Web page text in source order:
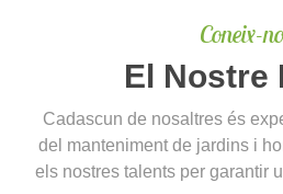
Coneix-
El Nostre
Cadascun de nosaltres és
del manteniment de jardins i
els nostres talents per garantir